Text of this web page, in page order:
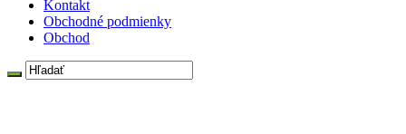
Kontakt
Obchodné podmienky
Obchod